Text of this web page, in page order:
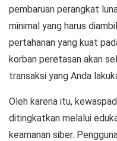
pembaruan perangkat
minimal yang harus
pertahanan yang kuat
korban peretasan akan
transaksi yang Anda
Oleh karena itu,
ditingkatkan melalui
keamanan siber.